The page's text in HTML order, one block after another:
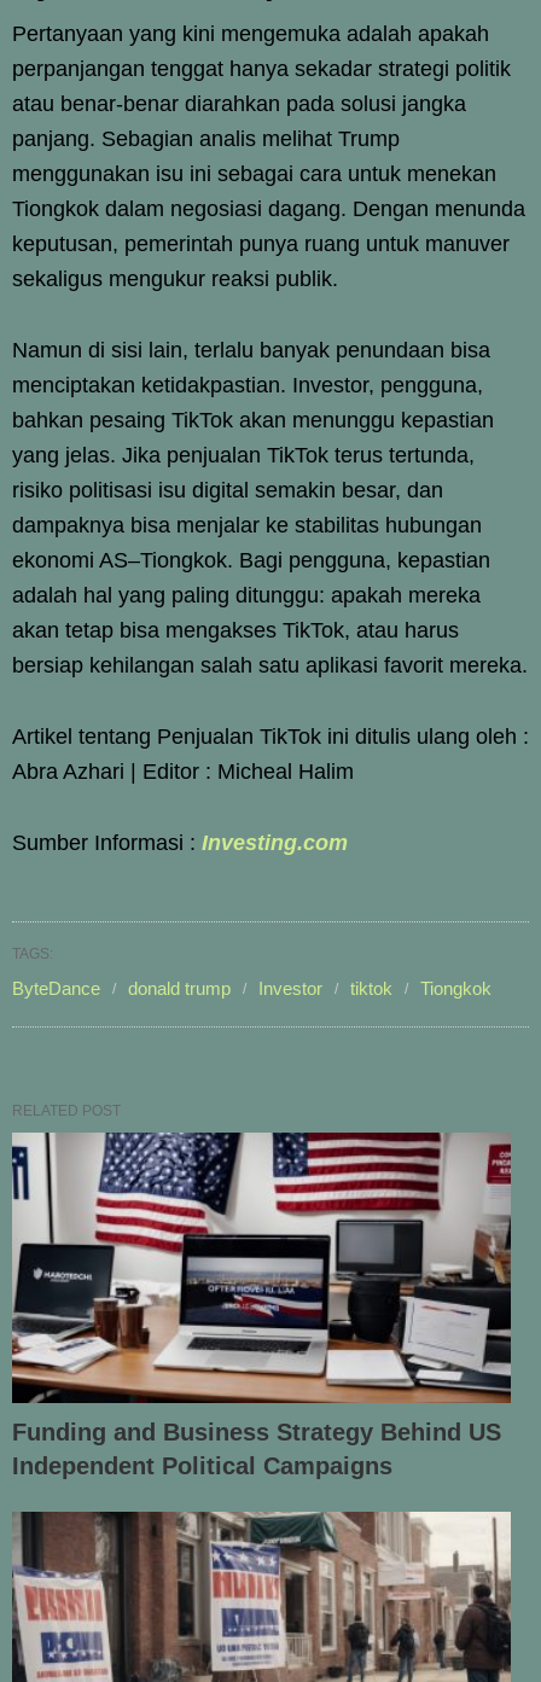
Pertanyaan yang kini mengemuka adalah apakah
perpanjangan tenggat hanya sekadar strategi politik
atau benar-benar diarahkan pada solusi jangka
panjang. Sebagian analis melihat Trump
menggunakan isu ini sebagai cara untuk menekan
Tiongkok dalam negosiasi dagang. Dengan menunda
keputusan, pemerintah punya ruang untuk manuver
sekaligus mengukur reaksi publik.
Namun di sisi lain, terlalu banyak penundaan bisa
menciptakan ketidakpastian. Investor, pengguna,
bahkan pesaing TikTok akan menunggu kepastian
yang jelas. Jika penjualan TikTok terus tertunda,
risiko politisasi isu digital semakin besar, dan
dampaknya bisa menjalar ke stabilitas hubungan
ekonomi AS–Tiongkok. Bagi pengguna, kepastian
adalah hal yang paling ditunggu: apakah mereka
akan tetap bisa mengakses TikTok, atau harus
bersiap kehilangan salah satu aplikasi favorit mereka.
Artikel tentang Penjualan TikTok ini ditulis ulang oleh :
Abra Azhari | Editor : Micheal Halim
Sumber Informasi : Investing.com
TAGS:
ByteDance donald trump Investor tiktok Tiongkok
RELATED POST
Funding and Business Strategy Behind US
Independent Political Campaigns